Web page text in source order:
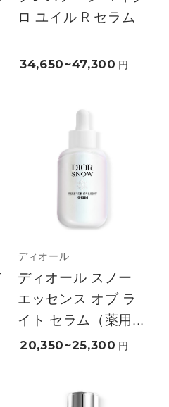
ロ ユイル R セラム
34,650~47,300 円
ディオール
ディオール スノー
エッセンス オブ ラ
イト セラム（薬用...
20,350~25,300 円